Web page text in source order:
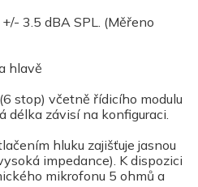
3.5 dBA SPL. (Měřeno
hlavě
stop) včetně řídicího modulu
délka závisí na konfiguraci.
hluku zajišťuje jasnou
impedance). K dispozici
mikrofonu 5 ohmů a